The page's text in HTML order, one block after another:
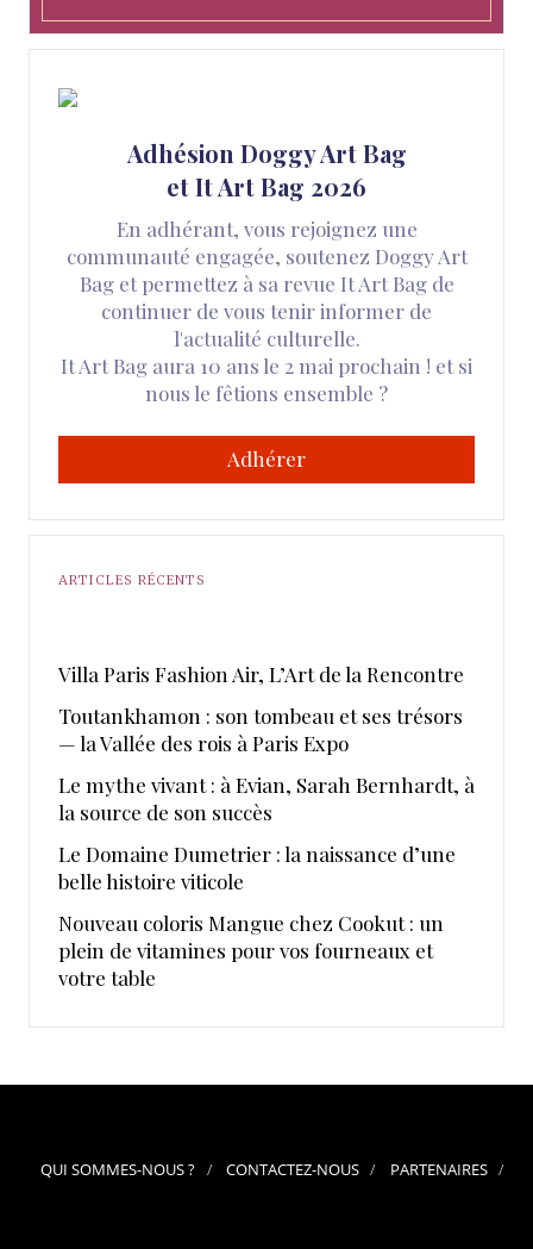
Adhésion Doggy Art Bag
et It Art Bag 2026
En adhérant, vous rejoignez une
communauté engagée, soutenez Doggy Art
Bag et permettez à sa revue It Art Bag de
continuer de vous tenir informer de
l'actualité culturelle.
It Art Bag aura 10 ans le 2 mai prochain ! et si
nous le fêtions ensemble ?
Adhérer
ARTICLES RÉCENTS
​Villa Paris Fashion Air, ​L’Art de la Rencontre
Toutankhamon : son tombeau et ses trésors
— la Vallée des rois à Paris Expo
Le mythe vivant : à Evian, Sarah Bernhardt, à
la source de son succès
Le Domaine Dumetrier : la naissance d’une
belle histoire viticole
Nouveau coloris Mangue chez Cookut : un
plein de vitamines pour vos fourneaux et
votre table
QUI SOMMES-NOUS ? CONTACTEZ-NOUS PARTENAIRES